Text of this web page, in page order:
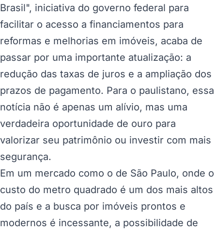
Brasil", iniciativa do governo federal para
facilitar o acesso a financiamentos para
reformas e melhorias em imóveis, acaba de
passar por uma importante atualização: a
redução das taxas de juros e a ampliação dos
prazos de pagamento. Para o paulistano, essa
notícia não é apenas um alívio, mas uma
verdadeira oportunidade de ouro para
valorizar seu patrimônio ou investir com mais
segurança.
Em um mercado como o de São Paulo, onde o
custo do metro quadrado é um dos mais altos
do país e a busca por imóveis prontos e
modernos é incessante, a possibilidade de